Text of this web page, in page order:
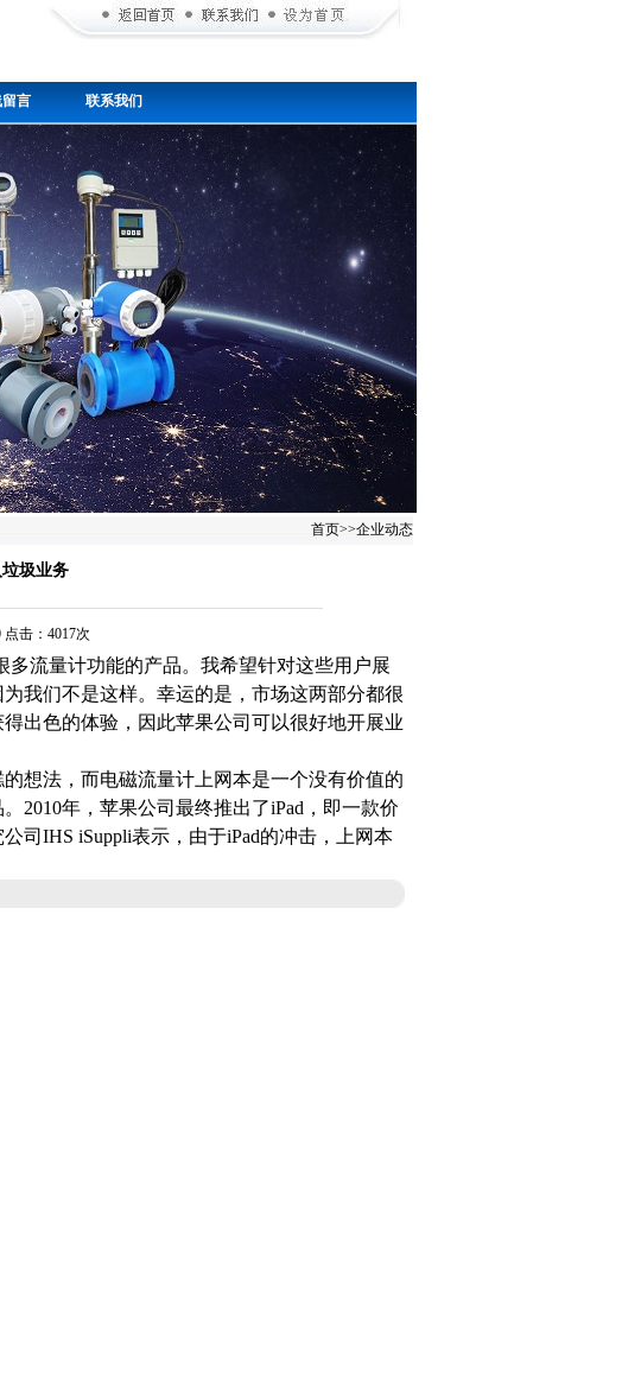
言 联系我们
首页>>企业动态
圾业务
点击：4017次
多流量计功能的产品。我希望针对这些用户展
我们不是这样。幸运的是，市场这两部分都很
出色的体验，因此苹果公司可以很好地开展业
想法，而电磁流量计 上网本是一个没有价值的
2010年，苹果公司最终推出了iPad，即一款价
司IHS iSuppli表示，由于iPad的冲击，上网本